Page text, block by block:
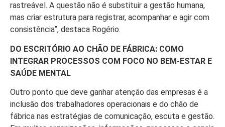
rastreável. A questão não é substituir a gestão humana,
mas criar estrutura para registrar, acompanhar e agir com
consistência”, destaca Rogério.
DO ESCRITÓRIO AO CHÃO DE FÁBRICA: COMO
INTEGRAR PROCESSOS COM FOCO NO BEM-ESTAR E
SAÚDE MENTAL
Outro ponto que deve ganhar atenção das empresas é a
inclusão dos trabalhadores operacionais e do chão de
fábrica nas estratégias de comunicação, escuta e gestão.